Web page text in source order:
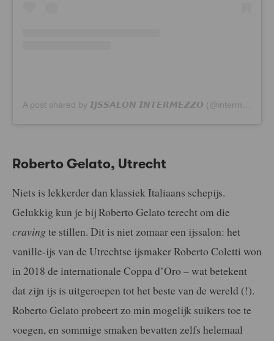
Roberto Gelato, Utrecht
Niets is lekkerder dan klassiek Italiaans schepijs.
Gelukkig kun je bij Roberto Gelato terecht om die
craving te stillen. Dit is niet zomaar een ijssalon: het
vanille-ijs van de Utrechtse ijsmaker Roberto Coletti won
in 2018 de internationale Coppa d’Oro – wat betekent
dat zijn ijs is uitgeroepen tot het beste van de wereld (!).
Roberto Gelato probeert zo min mogelijk suikers toe te
voegen, en sommige smaken bevatten zelfs helemaal